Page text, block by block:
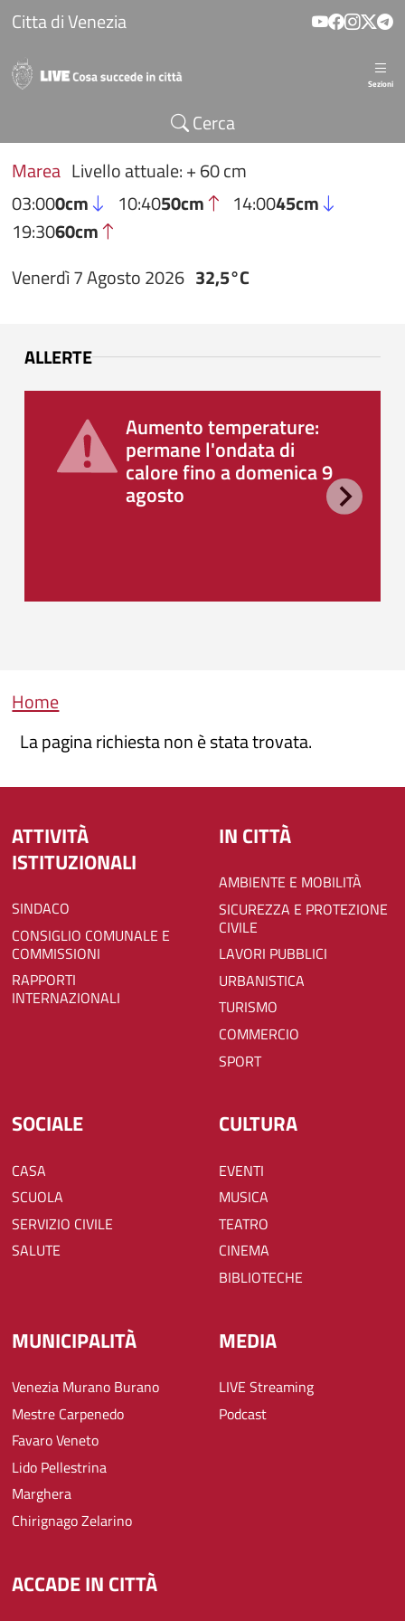
Salta al contenuto principale
Citta di Venezia
Sezioni
Cerca
Marea Livello attuale: + 60 cm
03:000cm 10:4050cm 14:0045cm
19:3060cm
Venerdì 7 Agosto 2026 32,5°C
ALLERTE
Aumento temperature:
permane l'ondata di
calore fino a domenica 9
agosto
Briciole di pane
Home
La pagina richiesta non è stata trovata.
ATTIVITÀ
ISTITUZIONALI
SINDACO
CONSIGLIO COMUNALE E
COMMISSIONI
RAPPORTI
INTERNAZIONALI
IN CITTÀ
AMBIENTE E MOBILITÀ
SICUREZZA E PROTEZIONE
CIVILE
LAVORI PUBBLICI
URBANISTICA
TURISMO
COMMERCIO
SPORT
SOCIALE
CASA
SCUOLA
SERVIZIO CIVILE
SALUTE
CULTURA
EVENTI
MUSICA
TEATRO
CINEMA
BIBLIOTECHE
MUNICIPALITÀ
Venezia Murano Burano
Mestre Carpenedo
Favaro Veneto
Lido Pellestrina
Marghera
Chirignago Zelarino
MEDIA
LIVE Streaming
Podcast
ACCADE IN CITTÀ